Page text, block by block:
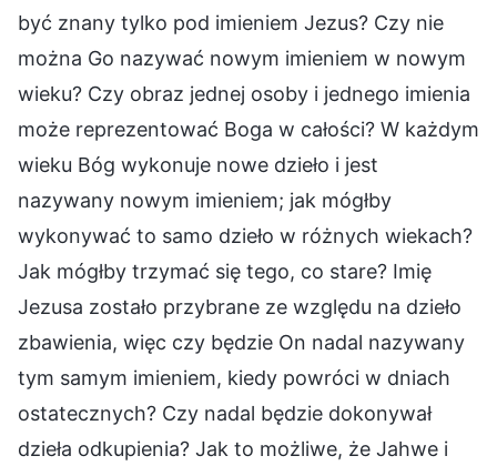
być znany tylko pod imieniem Jezus? Czy nie
można Go nazywać nowym imieniem w nowym
wieku? Czy obraz jednej osoby i jednego imienia
może reprezentować Boga w całości? W każdym
wieku Bóg wykonuje nowe dzieło i jest
nazywany nowym imieniem; jak mógłby
wykonywać to samo dzieło w różnych wiekach?
Jak mógłby trzymać się tego, co stare? Imię
Jezusa zostało przybrane ze względu na dzieło
zbawienia, więc czy będzie On nadal nazywany
tym samym imieniem, kiedy powróci w dniach
ostatecznych? Czy nadal będzie dokonywał
dzieła odkupienia? Jak to możliwe, że Jahwe i